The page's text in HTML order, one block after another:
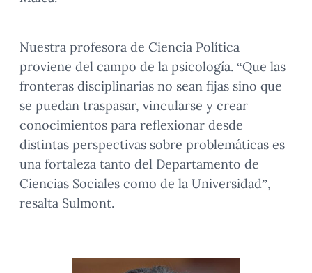
Nuestra profesora de Ciencia Política
proviene del campo de la psicología. “Que las
fronteras disciplinarias no sean fijas sino que
se puedan traspasar, vincularse y crear
conocimientos para reflexionar desde
distintas perspectivas sobre problemáticas es
una fortaleza tanto del Departamento de
Ciencias Sociales como de la Universidad”,
resalta Sulmont.